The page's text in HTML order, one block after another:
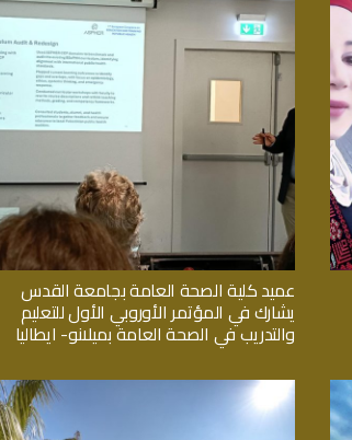
عميد كلية الصحة العامة بجامعة القدس
يشارك في المؤتمر الأوروبي الأول للتعليم
والتدريب في الصحة العامة بميلانو- ايطاليا